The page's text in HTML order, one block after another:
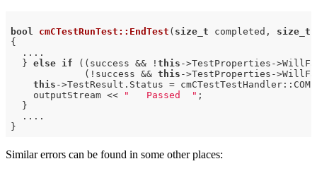
bool cmCTestRunTest::EndTest ( size_t completed, size_t
{
  ....
  }
else if ((success && ! this ->TestProperties-
             (!success &&
this ->TestProperties-
this ->TestResult.Status =
    outputStream <<
"   Passed  " ;
  }
  ....
Similar errors can be found in some other places: